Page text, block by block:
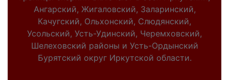
Ангарский, Жигаловский, Заларинский,
Качугский, Ольхонский, Слюдянский,
Усольский, Усть-Удинский, Черемховский,
Шелеховский районы и Усть-Ордынский
Бурятский округ Иркутской области.